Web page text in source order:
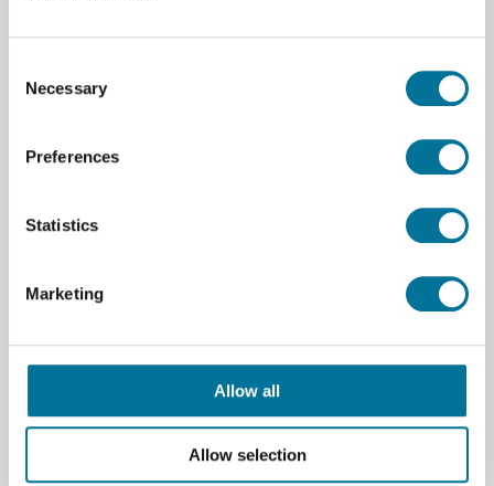
Selection
Necessary
Preferences
Statistics
Marketing
Allow all
Allow selection
Spezifikationen
Große
F2 - B312 x T427 x H150 mm
Material
Hohe (cm)
15 cm
Royal Blue